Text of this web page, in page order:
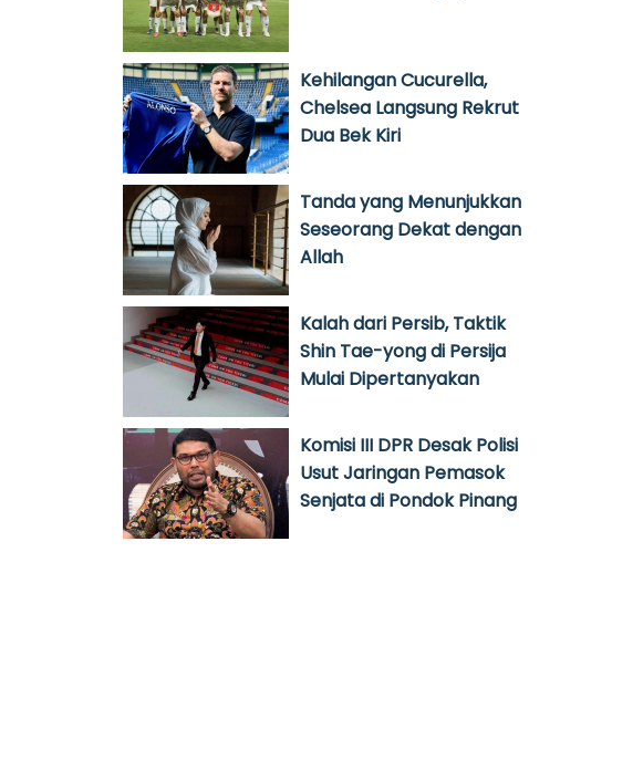
Kehilangan Cucurella,
Chelsea Langsung Rekrut
Dua Bek Kiri
Tanda yang Menunjukkan
Seseorang Dekat dengan
Allah
Kalah dari Persib, Taktik
Shin Tae-yong di Persija
Mulai Dipertanyakan
Komisi III DPR Desak Polisi
Usut Jaringan Pemasok
Senjata di Pondok Pinang